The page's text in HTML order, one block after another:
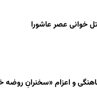
خوانی عصر عاشورا
و اعزام «سخنرانِ روضه